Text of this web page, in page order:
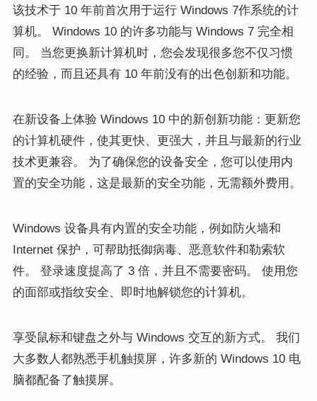
该技术于 10 年前首次用于运行 Windows 7作系统的计
算机。 Windows 10 的许多功能与 Windows 7 完全相
同。 当您更换新计算机时，您会发现很多您不仅习惯
的经验，而且还具有 10 年前没有的出色创新和功能。
在新设备上体验 Windows 10 中的新创新功能：更新您
的计算机硬件，使其更快、更强大，并且与最新的行业
技术更兼容。 为了确保您的设备安全，您可以使用内
置的安全功能，这是最新的安全功能，无需额外费用。
Windows 设备具有内置的安全功能，例如防火墙和
Internet 保护，可帮助抵御病毒、恶意软件和勒索软
件。 登录速度提高了 3 倍，并且不需要密码。 使用您
的面部或指纹安全、即时地解锁您的计算机。
享受鼠标和键盘之外与 Windows 交互的新方式。 我们
大多数人都熟悉手机触摸屏，许多新的 Windows 10 电
脑都配备了触摸屏。